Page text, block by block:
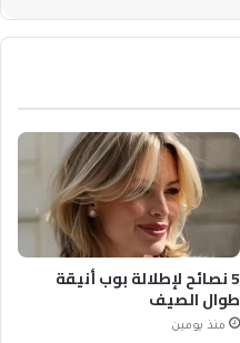
5 نصائح لإطلالة بوب أنيقة
طوال الصيف
منذ يومين